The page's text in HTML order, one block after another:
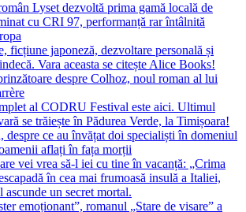
Lyset dezvoltă prima gamă locală de
cu CRI 97, performanță rar întâlnită
ficțiune japoneză, dezvoltare personală și
Vara aceasta se citește Alice Books!
despre Colhoz, noul roman al lui
al CODRU Festival este aici. Ultimul
se trăiește în Pădurea Verde, la Timișoara!
despre ce au învățat doi specialiști în domeniul
aflați în fața morții
vei vrea să-l iei cu tine în vacanță: „Crima
în cea mai frumoasă insulă a Italiei,
ascunde un secret mortal.
emoționant”, romanul „Stare de visare” a